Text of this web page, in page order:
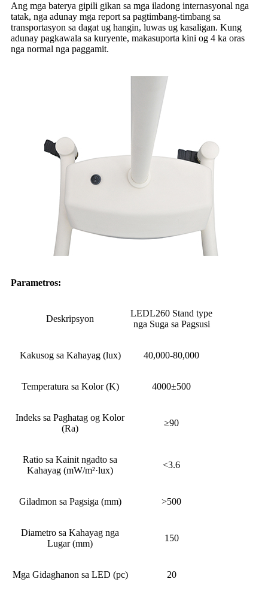
Ang mga baterya gipili gikan sa mga iladong internasyonal nga
tatak, nga adunay mga report sa pagtimbang-timbang sa
transportasyon sa dagat ug hangin, luwas ug kasaligan. Kung
adunay pagkawala sa kuryente, makasuporta kini og 4 ka oras
nga normal nga paggamit.
Parametros:
Deskripsyon
LEDL260 Stand type
nga Suga sa Pagsusi
Kakusog sa Kahayag (lux) 40,000-80,000
Temperatura sa Kolor (K) 4000±500
Indeks sa Paghatag og Kolor
(Ra)
≥90
Ratio sa Kainit ngadto sa
Kahayag (mW/m²·lux)
<3.6
Giladmon sa Pagsiga (mm) >500
Diametro sa Kahayag nga
Lugar (mm)
150
Mga Gidaghanon sa LED (pc) 20